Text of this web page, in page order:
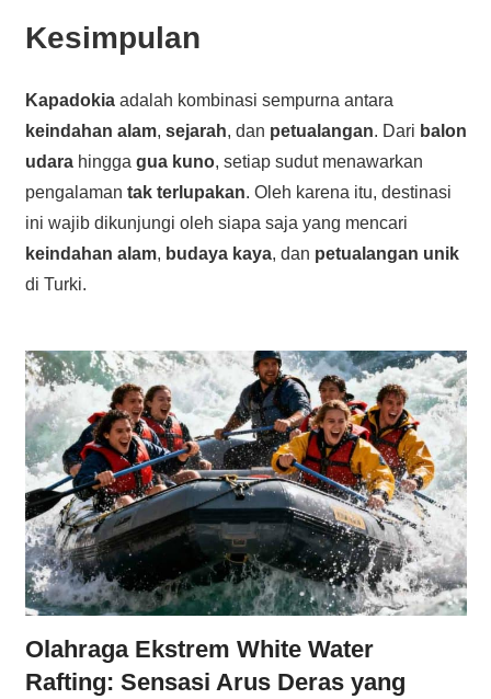
Kesimpulan
Kapadokiaadalah kombinasi sempurna antara
keindahan alam, sejarah, dan petualangan. Dari balon
udarahingga gua kuno, setiap sudut menawarkan
pengalaman tak terlupakan. Oleh karena itu, destinasi
ini wajib dikunjungi oleh siapa saja yang mencari
keindahan alam, budaya kaya, dan petualangan unik
di Turki.
Olahraga Ekstrem White Water
Rafting: Sensasi Arus Deras yang